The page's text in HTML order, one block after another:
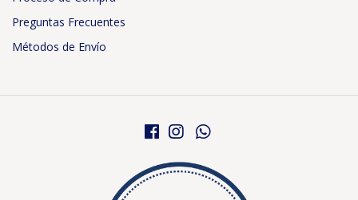
Preguntas Frecuentes
Métodos de Envío